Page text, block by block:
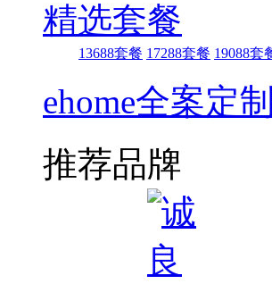
精选套餐
13688套餐 17288套餐 19088套
ehome全案定
推荐品牌